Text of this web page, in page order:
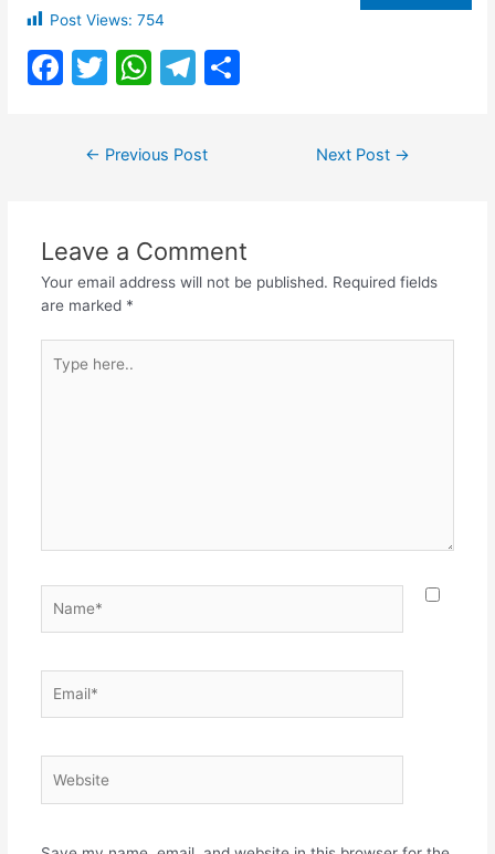
Post Views: 754
F
o
o
k
T
itt
er
W
at
s
p
p
T
e
gr
m
← Previous Post Next Post →
Leave a Comment
Your email address will not be published. Required fields
are marked *
here..